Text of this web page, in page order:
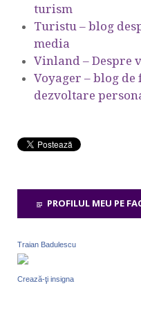
turism
Turistu – blog
media
Vinland –
Voyager – blog
dezvoltare
PROFILUL MEU PE
Traian Badulescu
Crează-ţi insigna